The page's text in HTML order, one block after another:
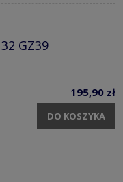
GZ39
195,90 zł
DO KOSZYKA